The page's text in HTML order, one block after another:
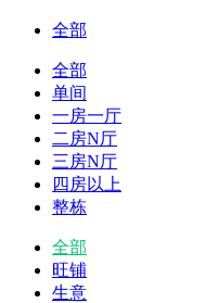
全部
全部
单间
一房一厅
二房N厅
三房N厅
四房以上
整栋
全部
旺铺
生意